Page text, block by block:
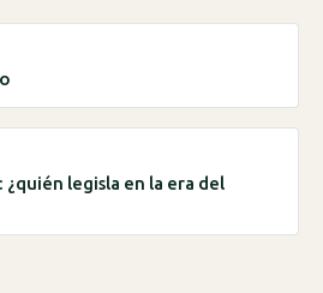
legisla en la era del